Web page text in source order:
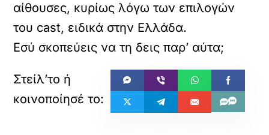
αίθουσες, κυρίως λόγω των επιλογών
του cast, ειδικά στην Ελλάδα.
Εσύ σκοπεύεις να τη δεις παρ’ αύτα;